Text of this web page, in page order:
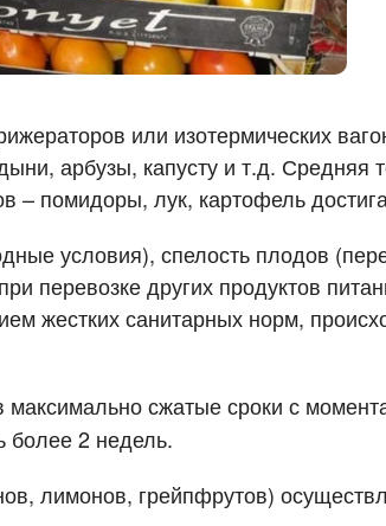
или изотермических
арбузы, капусту и т.д. Средняя
– помидоры, лук, картофель
условия), спелость плодов
перевозке других продуктов
жестких санитарных норм,
максимально сжатые сроки с
более 2 недель.
лимонов, грейпфрутов)